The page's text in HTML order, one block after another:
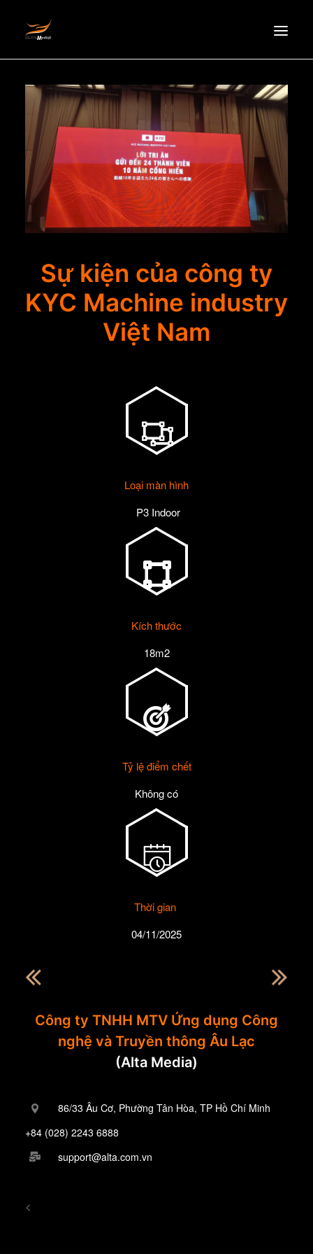
HOMEPAGE
ABOUT US
NEWS
PRODUCTS
PARTNERS
RECRUITMENT
CONTACT
Sự kiện của công ty
KYC Machine industry
Việt Nam
Loại màn hình
P3 Indoor
Kích thước
18m2
Tỷ lệ điểm chết
Không có
Thời gian
04/11/2025
Công ty TNHH MTV Ứng dụng Công
nghệ và Truyền thông Âu Lạc
(Alta Media)
86/33 Âu Cơ, Phường Tân Hòa, TP Hồ Chí Minh
+84 (028) 2243 6888
support@alta.com.vn
<